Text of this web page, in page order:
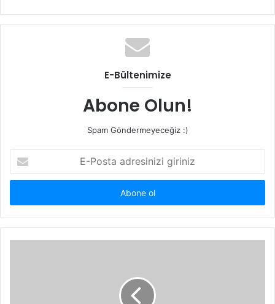
E-Bültenimize
Abone Olun!
Spam Göndermeyeceğiz :)
Posta
adresinizi